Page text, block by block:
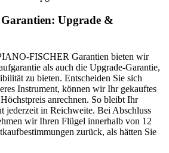
Upgrade &
FISCHER Garantien bieten wir
als auch die Upgrade-Garantie,
zu bieten. Entscheiden Sie sich
Instrument, können wir Ihr gekauftes
anrechnen. So bleibt Ihr
jederzeit in Reichweite. Bei Abschluss
wir Ihren Flügel innerhalb von 12
zurück, als hätten Sie